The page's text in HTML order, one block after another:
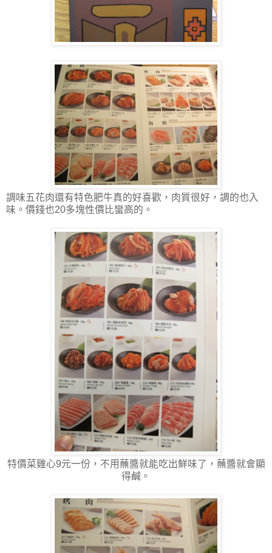
調味五花肉還有特色肥牛真的好喜歡，肉質很好，調的也入
味。價錢也20多塊性價比蠻高的。
特價菜雞心9元一份，不用蘸醬就能吃出鮮味了，蘸醬就會顯
得鹹。